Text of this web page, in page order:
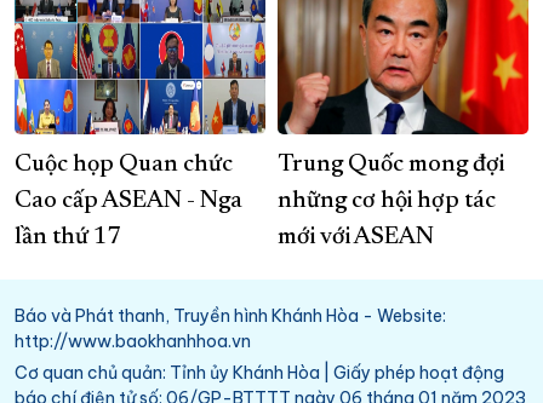
Cuộc họp Quan chức
Cao cấp ASEAN - Nga
lần thứ 17
Trung Quốc mong đợi
những cơ hội hợp tác
mới với ASEAN
Báo và Phát thanh, Truyền hình Khánh Hòa - Website:
http://www.baokhanhhoa.vn
Cơ quan chủ quản: Tỉnh ủy Khánh Hòa | Giấy phép hoạt động
báo chí điện tử số: 06/GP-BTTTT ngày 06 tháng 01 năm 2023